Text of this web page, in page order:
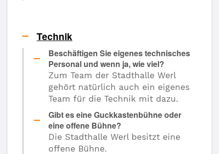
Technik
Beschäftigen Sie eigenes technisches
Personal und wenn ja, wie viel?
Zum Team der Stadthalle Werl
gehört natürlich auch ein eigenes
Team für die Technik mit dazu.
Gibt es eine Guckkastenbühne oder
eine offene Bühne?
Die Stadthalle Werl besitzt eine
offene Bühne.